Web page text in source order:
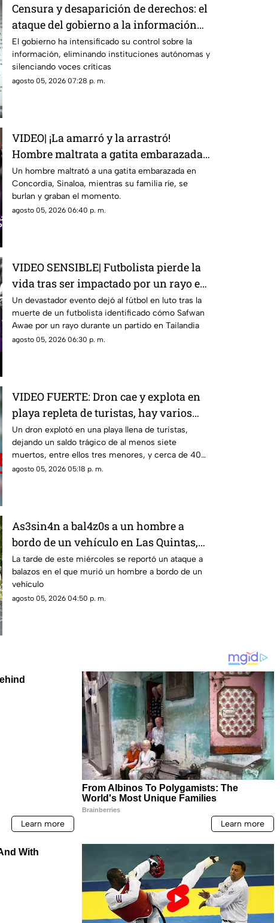
Censura y desaparición de derechos: el
ataque del gobierno a la información
pública
El gobierno ha intensificado su control sobre la
información, eliminando instituciones autónomas y
silenciando voces críticas
agosto 05, 2026 07:28 p. m.
VIDEO| ¡La amarró y la arrastró!
Hombre maltrata a gatita embarazada
en Concordia frente a sus hijos
Un hombre maltrató a una gatita embarazada en
Concordia, Sinaloa, mientras su familia ríe, se
burlan y graban el momento.
agosto 05, 2026 06:40 p. m.
VIDEO SENSIBLE| Futbolista pierde la
vida tras ser impactado por un rayo en
pleno partido
Un devastador evento dejó al fútbol en luto tras la
muerte de un futbolista identificado cómo Safwan
Awae por un rayo durante un partido en Tailandia
agosto 05, 2026 06:30 p. m.
VIDEO FUERTE: Dron cae y explota en
playa repleta de turistas, hay varios
muertos y heridos
Un dron explotó en una playa llena de turistas,
dejando un saldo trágico de al menos siete
muertos, entre ellos tres menores, y cerca de 40
heridos.
agosto 05, 2026 05:18 p. m.
As3sin4n a bal4z0s a un hombre a
bordo de un vehículo en Las Quintas,
Culiacán
La tarde de este miércoles se reportó un ataque a
balazos en el que murió un hombre a bordo de un
vehículo
agosto 05, 2026 04:50 p. m.